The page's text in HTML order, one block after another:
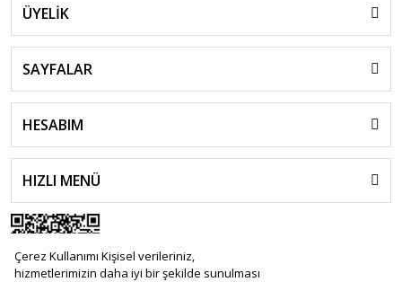
Çerez Kullanımı Kişisel verileriniz,
hizmetlerimizin daha iyi bir şekilde sunulması
ÜYELİK
SAYFALAR
HESABIM
HIZLI MENÜ